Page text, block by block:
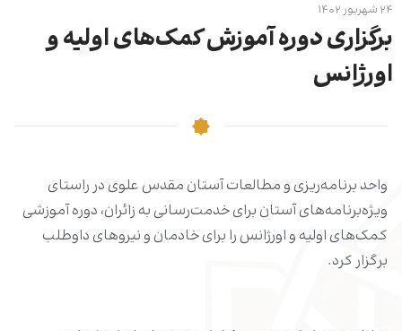
۲۴ شهریور ۱۴۰۲
برگزاری دوره‌ آموزش کمک‌های اولیه و
اورژانس
واحد برنامه‌ریزی و مطالعات آستان مقدس علوی در راستای
ویژه‌برنامه‌های آستان برای خدمت‌رسانی به زائران، دوره آموزشی
کمک‌های اولیه و اورژانس را برای خادمان و نیروهای داوطلب
برگزار کرد.